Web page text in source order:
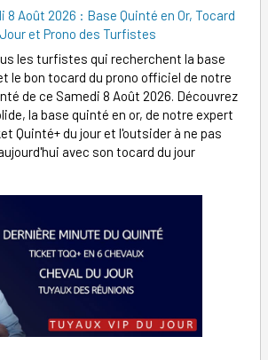
8 Août 2026 : Base Quinté en Or, Tocard
et Prono des Turfistes
les turfistes qui recherchent la base
le bon tocard du prono officiel de notre
de ce Samedi 8 Août 2026. Découvrez
la base quinté en or, de notre expert
Quinté+ du jour et l'outsider à ne pas
avec son tocard du jour